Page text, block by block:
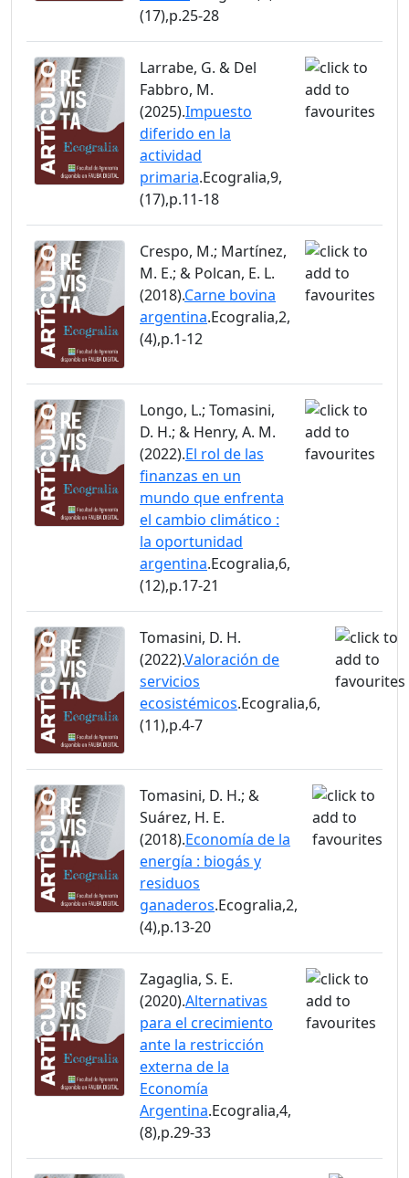
(17),p.25-28
Larrabe, G. & Del
Fabbro, M.
(2025).Impuesto
diferido en la
actividad
primaria.Ecogralia,9,
(17),p.11-18
Crespo, M.; Martínez,
M. E.; & Polcan, E. L.
(2018).Carne bovina
argentina.Ecogralia,2,
(4),p.1-12
Longo, L.; Tomasini,
D. H.; & Henry, A. M.
(2022).El rol de las
finanzas en un
mundo que enfrenta
el cambio climático :
la oportunidad
argentina.Ecogralia,6,
(12),p.17-21
Tomasini, D. H.
(2022).Valoración de
servicios
ecosistémicos.Ecogralia,6,
(11),p.4-7
Tomasini, D. H.; &
Suárez, H. E.
(2018).Economía de la
energía : biogás y
residuos
ganaderos.Ecogralia,2,
(4),p.13-20
Zagaglia, S. E.
(2020).Alternativas
para el crecimiento
ante la restricción
externa de la
Economía
Argentina.Ecogralia,4,
(8),p.29-33